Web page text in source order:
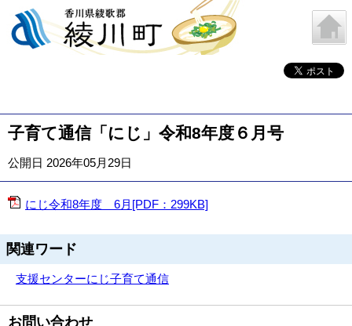
子育て通信「にじ」令和8年度６月号
公開日 2026年05月29日
にじ令和8年度 6月[PDF：299KB]
関連ワード
支援センターにじ子育て通信
お問い合わせ